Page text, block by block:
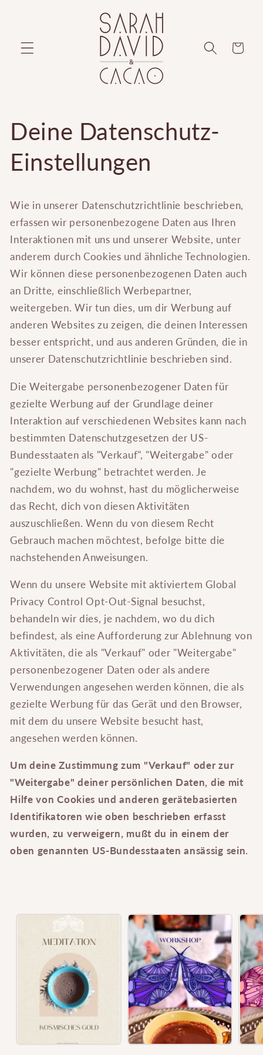
Warenkorb
Deine Datenschutz-
Einstellungen
Wie in unserer Datenschutzrichtlinie beschrieben,
erfassen wir personenbezogene Daten aus Ihren
Interaktionen mit uns und unserer Website, unter
anderem durch Cookies und ähnliche Technologien.
Wir können diese personenbezogenen Daten auch
an Dritte, einschließlich Werbepartner,
weitergeben. Wir tun dies, um dir Werbung auf
anderen Websites zu zeigen, die deinen Interessen
besser entspricht, und aus anderen Gründen, die in
unserer Datenschutzrichtlinie beschrieben sind.
Die Weitergabe personenbezogener Daten für
gezielte Werbung auf der Grundlage deiner
Interaktion auf verschiedenen Websites kann nach
bestimmten Datenschutzgesetzen der US-
Bundesstaaten als "Verkauf", "Weitergabe" oder
"gezielte Werbung" betrachtet werden. Je
nachdem, wo du wohnst, hast du möglicherweise
das Recht, dich von diesen Aktivitäten
auszuschließen. Wenn du von diesem Recht
Gebrauch machen möchtest, befolge bitte die
nachstehenden Anweisungen.
Wenn du unsere Website mit aktiviertem Global
Privacy Control Opt-Out-Signal besuchst,
behandeln wir dies, je nachdem, wo du dich
befindest, als eine Aufforderung zur Ablehnung von
Aktivitäten, die als "Verkauf" oder "Weitergabe"
personenbezogener Daten oder als andere
Verwendungen angesehen werden können, die als
gezielte Werbung für das Gerät und den Browser,
mit dem du unsere Website besucht hast,
angesehen werden können.
Um deine Zustimmung zum "Verkauf" oder zur
"Weitergabe" deiner persönlichen Daten, die mit
Hilfe von Cookies und anderen gerätebasierten
Identifikatoren wie oben beschrieben erfasst
wurden, zu verweigern, mußt du in einem der
oben genannten US-Bundesstaaten ansässig sein.